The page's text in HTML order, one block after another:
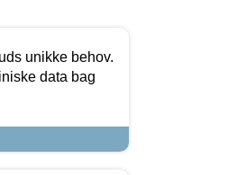
unikke behov.
data bag